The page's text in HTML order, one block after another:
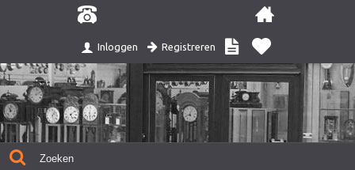
Inloggen Registreren